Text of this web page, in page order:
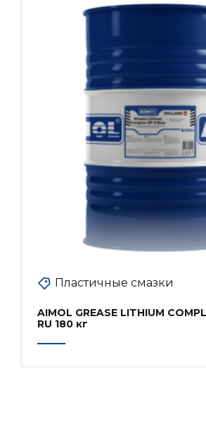
Пластичные смазки
AIMOL GREASE LITHIUM
RU 180 кг